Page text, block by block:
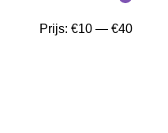
Min.
Max.
Prijs:€10 —€40